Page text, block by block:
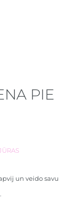
PIE
un veido savu